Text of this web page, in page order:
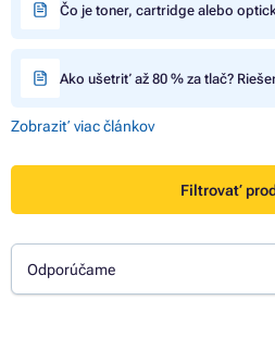
Čo je toner, cartridge alebo
Ako ušetriť až 80 % za tlač?
Zobraziť viac článkov
Filtrovať
Odporúčame